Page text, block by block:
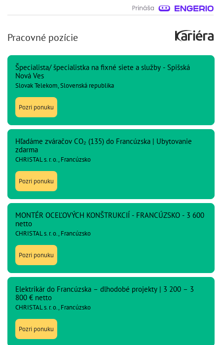
Pracovné pozície
Špecialista/ špecialistka na fixné siete a služby - Spišská
Nová Ves
Slovak Telekom, Slovenská republika
Pozri ponuku
Hľadáme zváračov CO₂ (135) do Francúzska | Ubytovanie
zdarma
CHRISTAL s. r. o., Francúzsko
Pozri ponuku
MONTÉR OCEĽOVÝCH KONŠTRUKCIÍ - FRANCÚZSKO - 3 600
netto
CHRISTAL s. r. o., Francúzsko
Pozri ponuku
Elektrikár do Francúzska – dlhodobé projekty | 3 200 – 3
800 € netto
CHRISTAL s. r. o., Francúzsko
Pozri ponuku